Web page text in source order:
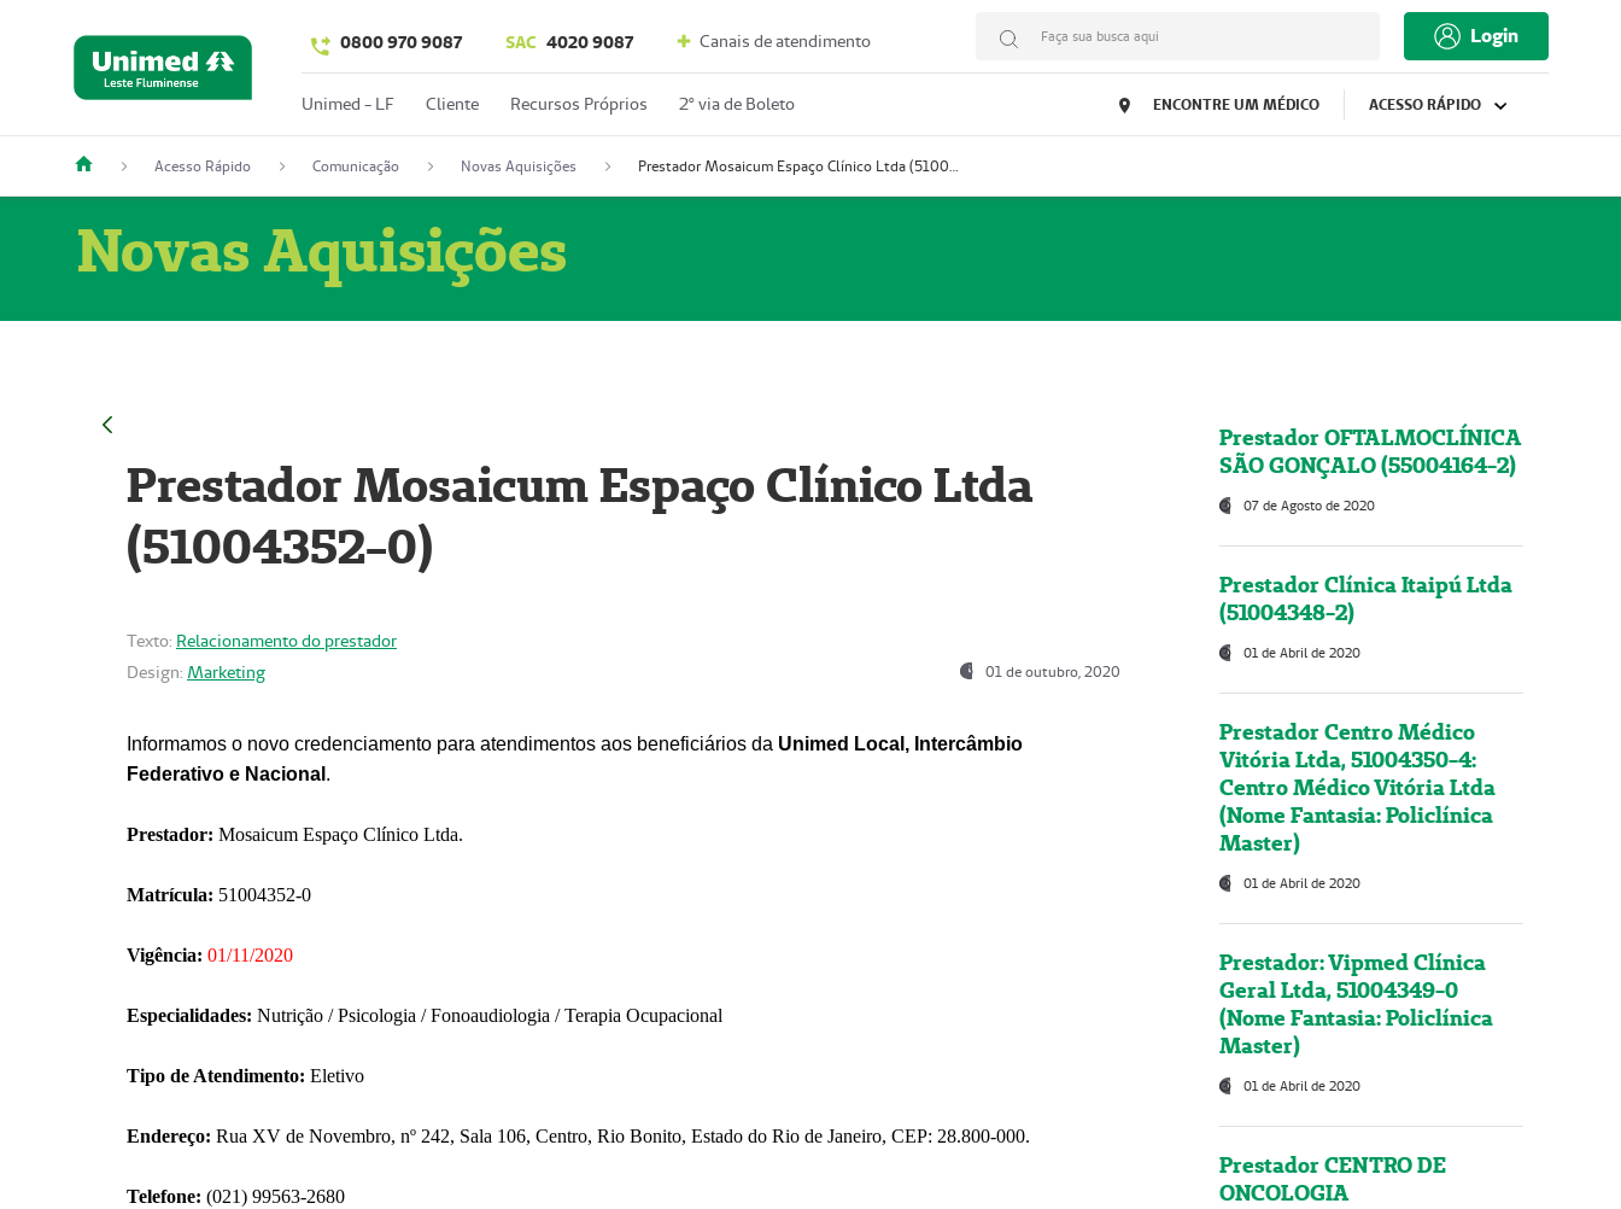
0800 970 9087 SAC 4020 9087 Canais de atendimento Faça sua busca aqui Login
Unimed - LF Cliente Recursos Próprios 2º via de Boleto ENCONTRE UM MÉDICO ACESSO RÁPIDO
Acesso Rápido Comunicação Novas Aquisições Prestador Mosaicum Espaço Clínico Ltda (51004352-0)
Novas Aquisições
Prestador Mosaicum Espaço Clínico Ltda
(51004352-0)
Texto: Relacionamento do prestador
Design: Marketing 01 de outubro, 2020
Informamos o novo credenciamento para atendimentos aos beneficiários da Unimed Local, Intercâmbio
Federativo e Nacional .
Prestador: Mosaicum Espaço Clínico Ltda.
Matrícula: 51004352-0
Vigência: 01/11/2020
Especialidades: Nutrição / Psicologia / Fonoaudiologia / Terapia Ocupacional
Tipo de Atendimento: Eletivo
Endereço: Rua XV de Novembro, nº 242, Sala 106, Centro, Rio Bonito, Estado do Rio de Janeiro, CEP: 28.800-000.
Telefone: (021) 99563-2680
Prestador OFTALMOCLÍNICA
SÃO GONÇALO (55004164-2)
07 de Agosto de 2020
Prestador Clínica Itaipú Ltda
(51004348-2)
01 de Abril de 2020
Prestador Centro Médico
Vitória Ltda, 51004350-4:
Centro Médico Vitória Ltda
(Nome Fantasia: Policlínica
Master)
01 de Abril de 2020
Prestador: Vipmed Clínica
Geral Ltda, 51004349-0
(Nome Fantasia: Policlínica
Master)
01 de Abril de 2020
Prestador CENTRO DE
ONCOLOGIA